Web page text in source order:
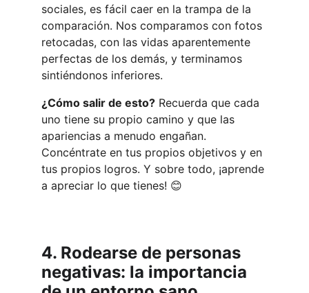
sociales, es fácil caer en la trampa de la
comparación. Nos comparamos con fotos
retocadas, con las vidas aparentemente
perfectas de los demás, y terminamos
sintiéndonos inferiores.
¿Cómo salir de esto? Recuerda que cada
uno tiene su propio camino y que las
apariencias a menudo engañan.
Concéntrate en tus propios objetivos y en
tus propios logros. Y sobre todo, ¡aprende
a apreciar lo que tienes! 😊
4. Rodearse de personas
negativas: la importancia